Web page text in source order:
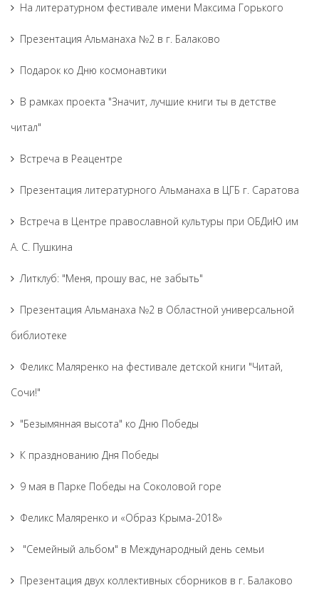
На литературном фестивале имени Максима Горького
Презентация Альманаха №2 в г. Балаково
Подарок ко Дню космонавтики
В рамках проекта "Значит, лучшие книги ты в детстве
читал"
Встреча в Реацентре
Презентация литературного Альманаха в ЦГБ г. Саратова
Встреча в Центре православной культуры при ОБДиЮ им
А. С. Пушкина
Литклуб: "Меня, прошу вас, не забыть"
Презентация Альманаха №2 в Областной универсальной
библиотеке
Феликс Маляренко на фестивале детской книги "Читай,
Сочи!"
"Безымянная высота" ко Дню Победы
К празднованию Дня Победы
9 мая в Парке Победы на Соколовой горе
Феликс Маляренко и «Образ Крыма-2018»
"Семейный альбом" в Международный день семьи
Презентация двух коллективных сборников в г. Балаково